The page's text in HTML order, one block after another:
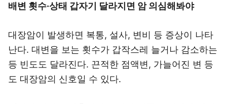
배변 횟수·상태 갑자기 달라지면 암 의심해봐야
대장암이 발생하면 복통, 설사, 변비 등 증상이 나타
난다. 대변을 보는 횟수가 갑작스레 늘거나 감소하는
등 빈도도 달라진다. 끈적한 점액변, 가늘어진 변 등
도 대장암의 신호일 수 있다.